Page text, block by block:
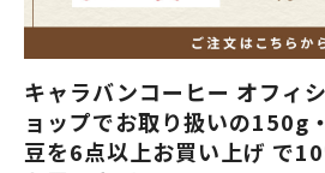
キャラバンコーヒー オフィ
ョップでお取り扱いの150g
豆を6点以上お買い上げ で